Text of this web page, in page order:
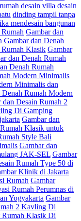
desain villa desain
dinding tampil tanpa
mendesain bangunan
Gambar dan
Gambar dan Denah
Rumah Klasik Gambar
dan Denah Rumah
Denah Rumah
Modern Minimalis
Minimalis dan
Denah Rumah Modern
dan Desain Rumah 2
Di Gamping
Gambar dan
Klasik untuk
Style Bali
Gambar dan
JAK-SEL Gambar
Rumah Type 50 di
Klinik di Jakarta
Rumah Gambar
Rumah Perumnas di
Yogyakarta Gambar
2 Kavling Di
Rumah Klasik Di